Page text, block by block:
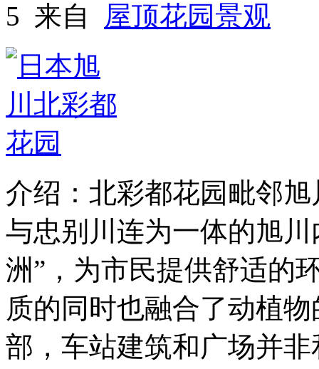
5 来自 屋顶花园景观
介绍：北彩都花园毗邻
与忠别川连为一体的旭
洲”，为市民提供舒适的
质的同时也融合了动植
部，车站建筑和广场并